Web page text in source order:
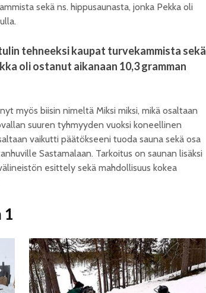
sekä ns. hippusaunasta, jonka Pekka oli
tehneeksi kaupat turvekammista sekä
oli ostanut aikanaan 10,3 gramman
myös biisin nimeltä Miksi miksi, mikä osaltaan
suuren tyhmyyden vuoksi koneellinen
vaikutti päätökseeni tuoda sauna sekä osa
Sastamalaan. Tarkoitus on saunan lisäksi
esittely sekä mahdollisuus kokea
1